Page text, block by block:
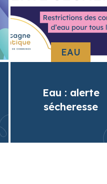
EAU
Eau : alerte
sécheresse